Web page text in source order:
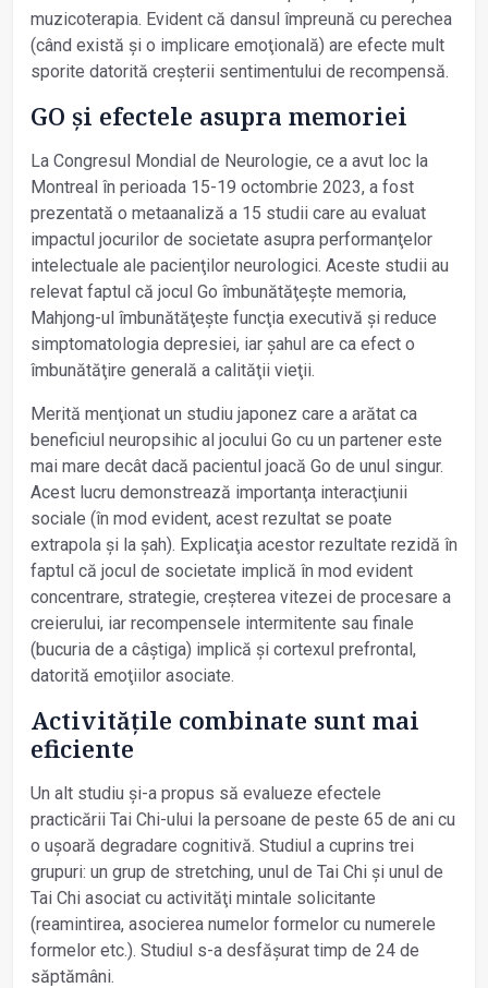
muzicoterapia. Evident că dansul împreună cu perechea
(când există și o implicare emoţională) are efecte mult
sporite datorită creșterii sentimentului de recompensă.
GO și efectele asupra memoriei
La Congresul Mondial de Neurologie, ce a avut loc la
Montreal în perioada 15-19 octombrie 2023, a fost
prezentată o metaanaliză a 15 studii care au evaluat
impactul jocurilor de societate asupra performanţelor
intelectuale ale pacienţilor neurologici. Aceste studii au
relevat faptul că jocul Go îmbunătăţește memoria,
Mahjong-ul îmbunătăţește funcţia executivă și reduce
simptomatologia depresiei, iar șahul are ca efect o
îmbunătăţire generală a calităţii vieţii.
Merită menţionat un studiu japonez care a arătat ca
beneficiul neuropsihic al jocului Go cu un partener este
mai mare decât dacă pacientul joacă Go de unul singur.
Acest lucru demonstrează importanţa interacţiunii
sociale (în mod evident, acest rezultat se poate
extrapola și la șah). Explicaţia acestor rezultate rezidă în
faptul că jocul de societate implică în mod evident
concentrare, strategie, creșterea vitezei de procesare a
creierului, iar recompensele intermitente sau finale
(bucuria de a câștiga) implică și cortexul prefrontal,
datorită emoţiilor asociate.
Activităţile combinate sunt mai
eficiente
Un alt studiu și-a propus să evalueze efectele
practicării Tai Chi-ului la persoane de peste 65 de ani cu
o ușoară degradare cognitivă. Studiul a cuprins trei
grupuri: un grup de stretching, unul de Tai Chi și unul de
Tai Chi asociat cu activităţi mintale solicitante
(reamintirea, asocierea numelor formelor cu numerele
formelor etc.). Studiul s-a desfășurat timp de 24 de
săptămâni.